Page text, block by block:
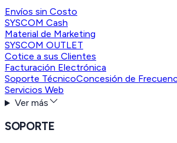
Envíos sin Costo
SYSCOM Cash
Material de Marketing
SYSCOM OUTLET
Cotice a sus Clientes
Facturación Electrónica
Soporte TécnicoConcesión de
Servicios Web
Ver más
SOPORTE